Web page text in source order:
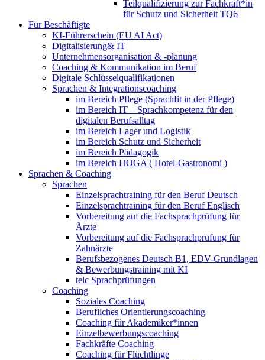
Teilqualifizierung zur Fachkraft*in
für Schutz und Sicherheit TQ6
Für Beschäftigte
KI-Führerschein (EU AI Act)
Digitalisierung& IT
Unternehmensorganisation & ‑planung
Coaching & Kommunikation im Beruf
Digitale Schlüsselqualifikationen
Sprachen & Integrationscoaching
im Bereich Pflege (Sprachfit in der Pflege)
im Bereich IT – Sprachkompetenz für den
digitalen Berufsalltag
im Bereich Lager und Logistik
im Bereich Schutz und Sicherheit
im Bereich Pädagogik
im Bereich HOGA ( Hotel-Gastronomi )
Sprachen & Coaching
Sprachen
Einzelsprachtraining für den Beruf Deutsch
Einzelsprachtraining für den Beruf Englisch
Vorbereitung auf die Fachsprachprüfung für
Ärzte
Vorbereitung auf die Fachsprachprüfung für
Zahnärzte
Berufsbezogenes Deutsch B1, EDV-Grundlagen
& Bewerbungstraining mit KI
telc Sprachprüfungen
Coaching
Soziales Coaching
Berufliches Orientierungscoaching
Coaching für Akademiker*innen
Einzelbewerbungscoaching
Fachkräfte Coaching
Coaching für Flüchtlinge